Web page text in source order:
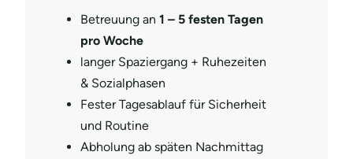
Betreuung an1 – 5 festen Tagen
pro Woche
langer Spaziergang + Ruhezeiten
& Sozialphasen
Fester Tagesablauf für Sicherheit
und Routine
Abholung ab späten Nachmittag